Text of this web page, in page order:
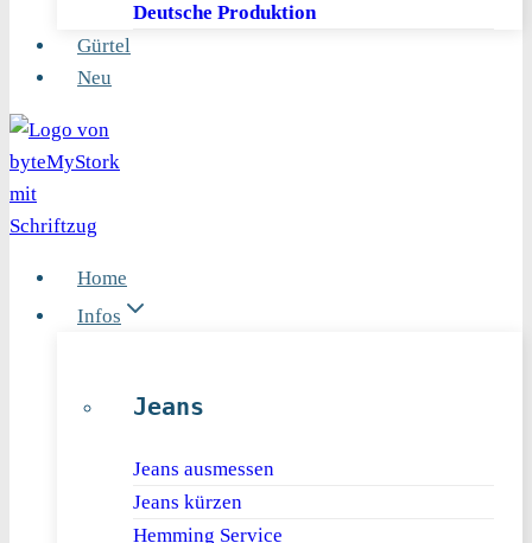
Deutsche Produktion
Gürtel
Neu
Home
Infos
Jeans
Jeans ausmessen
Jeans kürzen
Hemming Service